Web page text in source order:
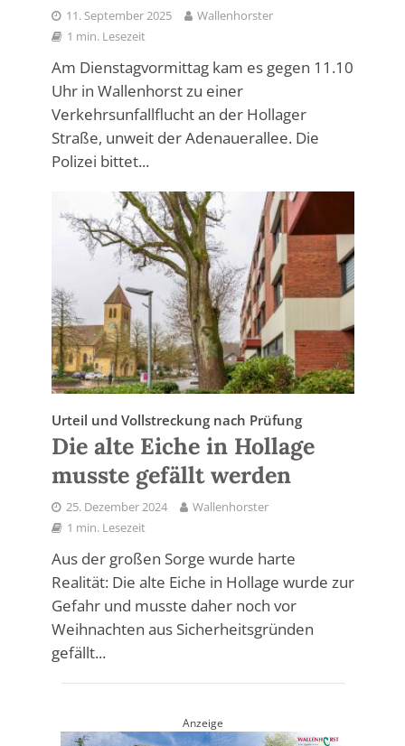
11. September 2025
Wallenhorster
1 min. Lesezeit
Am Dienstagvormittag kam es gegen 11.10
Uhr in Wallenhorst zu einer
Verkehrsunfallflucht an der Hollager
Straße, unweit der Adenauerallee. Die
Polizei bittet...
Urteil und Vollstreckung nach Prüfung
Die alte Eiche in Hollage
musste gefällt werden
25. Dezember 2024
Wallenhorster
1 min. Lesezeit
Aus der großen Sorge wurde harte
Realität: Die alte Eiche in Hollage wurde zur
Gefahr und musste daher noch vor
Weihnachten aus Sicherheitsgründen
gefällt...
Anzeige